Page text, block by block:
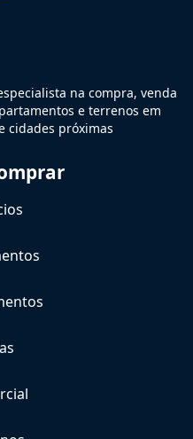
na compra, venda
e terrenos em
cidades próximas